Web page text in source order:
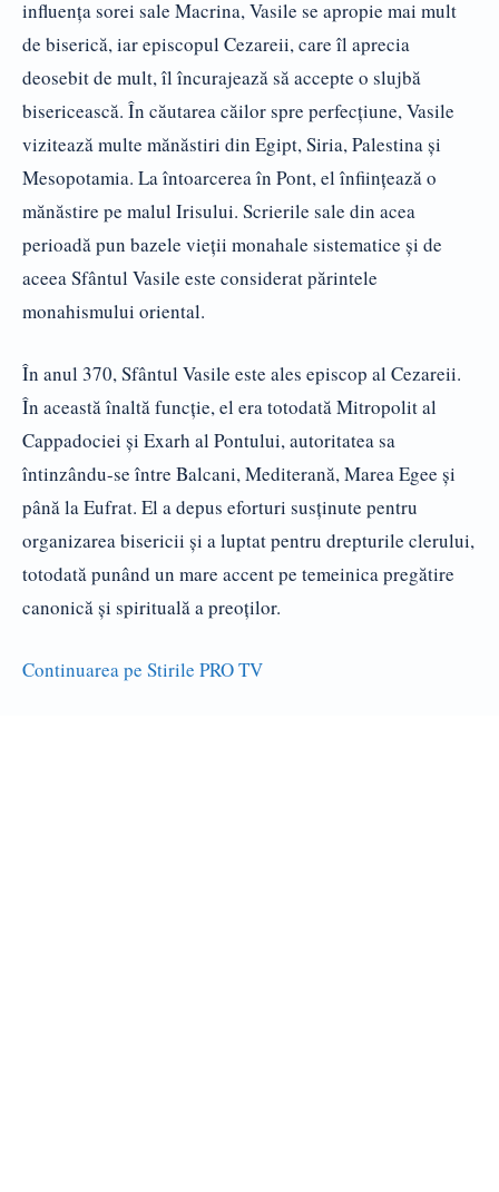
influenţa sorei sale Macrina, Vasile se apropie mai mult
de biserică, iar episcopul Cezareii, care îl aprecia
deosebit de mult, îl încurajează să accepte o slujbă
bisericească. În căutarea căilor spre perfecţiune, Vasile
vizitează multe mănăstiri din Egipt, Siria, Palestina şi
Mesopotamia. La întoarcerea în Pont, el înfiinţează o
mănăstire pe malul Irisului. Scrierile sale din acea
perioadă pun bazele vieţii monahale sistematice şi de
aceea Sfântul Vasile este considerat părintele
monahismului oriental.
În anul 370, Sfântul Vasile este ales episcop al Cezareii.
În această înaltă funcţie, el era totodată Mitropolit al
Cappadociei şi Exarh al Pontului, autoritatea sa
întinzându-se între Balcani, Mediterană, Marea Egee şi
până la Eufrat. El a depus eforturi susţinute pentru
organizarea bisericii şi a luptat pentru drepturile clerului,
totodată punând un mare accent pe temeinica pregătire
canonică şi spirituală a preoţilor.
Continuarea pe Stirile PRO TV